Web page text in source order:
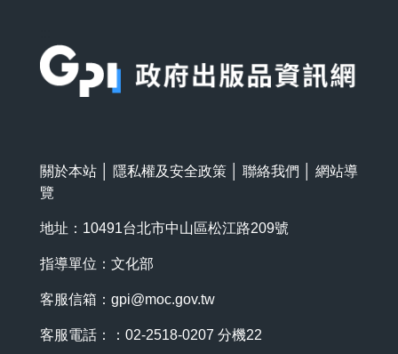
關於本站 隱私權及安全政策 聯絡我們
網站導
覽
地址：10491台北市中山區松江路209號
指導單位：文化部
客服信箱： gpi@moc.gov.tw
客服電話：：02-2518-0207 分機22